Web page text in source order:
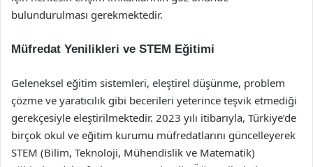
bulundurulması gerekmektedir.
Müfredat Yenilikleri ve STEM Eğitimi
Geleneksel eğitim sistemleri, eleştirel düşünme, problem
çözme ve yaratıcılık gibi becerileri yeterince teşvik etmediği
gerekçesiyle eleştirilmektedir. 2023 yılı itibarıyla, Türkiye’de
birçok okul ve eğitim kurumu müfredatlarını güncelleyerek
STEM (Bilim, Teknoloji, Mühendislik ve Matematik)